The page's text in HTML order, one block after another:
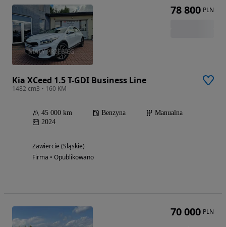
Kia XCeed 1.5 T-GDI Business Line
1482 cm3 • 160 KM
45 000 km Benzyna
Manualna
2024
Zawiercie (Śląskie)
Firma • Opublikowano
78 800 PLN
70 000 PLN